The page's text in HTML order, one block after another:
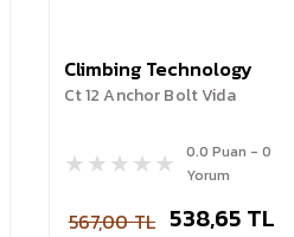
Climbing Technology
Ct 12 Anchor Bolt Vida
0.0 Puan - 0
Yorum
567,00 TL 538,65 TL